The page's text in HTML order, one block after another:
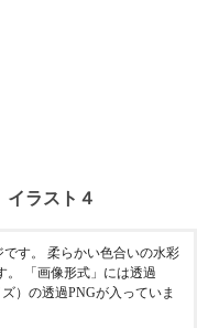
ラスト４
す。 柔らかい色合いの水彩
。 「画像形式」には透過
）の透過PNGが入っていま